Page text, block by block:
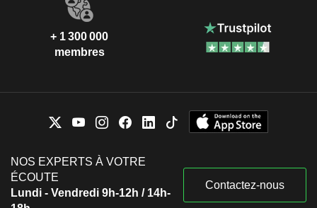
+ 1 300 000
membres
NOS EXPERTS À VOTRE
ÉCOUTE
Lundi - Vendredi 9h-12h / 14h-
Contactez-nous